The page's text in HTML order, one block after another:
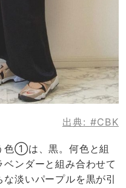
出典: #CBK
色①は、黒。何色と組
ンダーと組み合わせて
淡いパープルを黒が引